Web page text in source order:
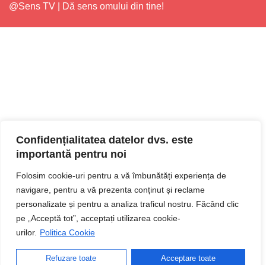
Confidențialitatea datelor dvs. este
importantă pentru noi
Folosim cookie-uri pentru a vă îmbunătăți experiența de
navigare, pentru a vă prezenta conținut și reclame
personalizate și pentru a analiza traficul nostru. Făcând clic
pe „Acceptă tot”, acceptați utilizarea cookie-
urilor. Politica Cookie
Refuzare toate Acceptare toate
@Sens TV | Dă sens omului din tine!